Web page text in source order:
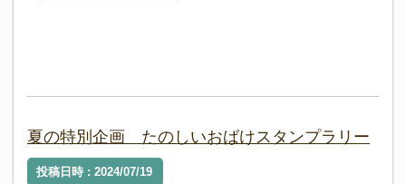
夏の特別企画 たのしいおばけスタンプラリー
投稿日時 : 2024/07/19